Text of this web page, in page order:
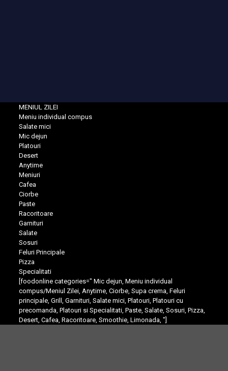
MENIUL ZILEI
Meniu individual compus
Salate mici
Mic dejun
Platouri
Desert
Anytime
Meniuri
Cafea
Ciorbe
Paste
Racoritoare
Garnituri
Salate
Sosuri
Feluri Principale
Pizza
Specialitati
[foodonline categories=" Mic dejun, Meniu individual
compus/Meniul Zilei, Anytime, Ciorbe, Supa crema, Feluri
principale, Grill, Garnituri, Salate mici, Platouri, Platouri cu
precomanda, Platouri si Specialitati, Paste, Salate, Sosuri, Pizza,
Desert, Cafea, Racoritoare, Smoothie, Limonada, "]